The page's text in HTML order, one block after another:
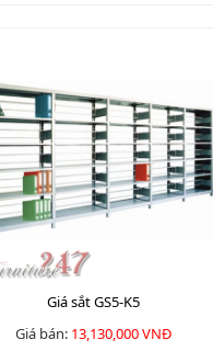
Giá sắt GS5-K5
Giá bán: 13,130,000 VNĐ